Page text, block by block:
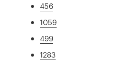
456
1059
499
1283